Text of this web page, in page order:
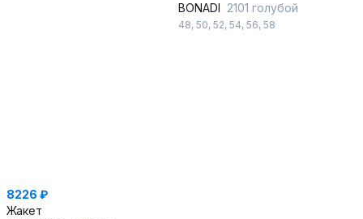
8226 ₽
Жакет
BONADI 2101 голубой
48, 50, 52, 54, 56, 58